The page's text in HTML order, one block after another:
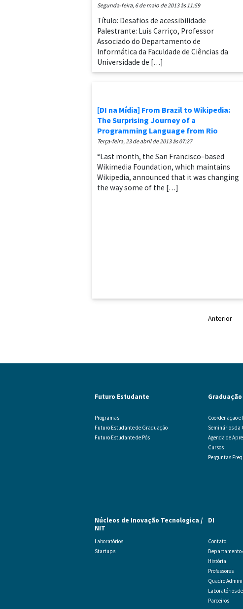
segunda-feira, 6 de maio de 2013 às 11:59
Título: Desafios de acessibilidade
Palestrante: Luis Carriço, Professor
Associado do Departamento de
Informática da Faculdade de Ciências da
Universidade de […]
[DI na Mídia] From Brazil to Wikipedia:
The Surprising Journey of a
Programming Language from Rio
terça-feira, 23 de abril de 2013 às 07:27
“Last month, the San Francisco–based
Wikimedia Foundation, which maintains
Wikipedia, announced that it was changing
the way some of the […]
Anterior
Futuro Estudante
Programas
Futuro Estudante de Graduação
Futuro Estudante de Pós
Graduação
Coordenação
Seminários da
Agenda de
Cursos
Perguntas
Núcleos de Inovação Tecnologica /
NIT
Laboratórios
Startups
DI
Contato
Departamento
História
Professores
Quadro
Laboratórios
Parceiros